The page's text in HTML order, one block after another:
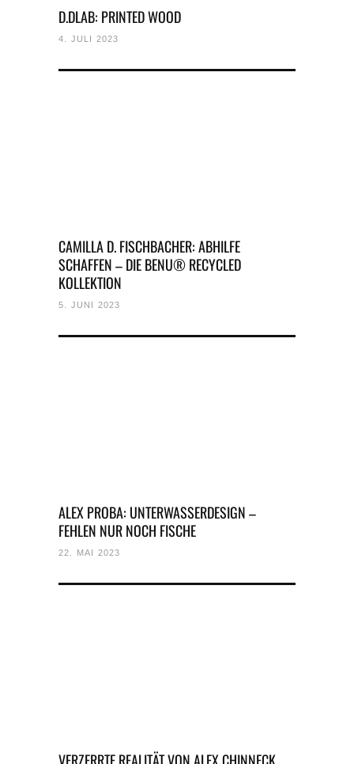
D.DLAB: PRINTED WOOD
4. JULI 2023
CAMILLA D. FISCHBACHER: ABHILFE
SCHAFFEN – DIE BENU® RECYCLED
KOLLEKTION
5. JUNI 2023
ALEX PROBA: UNTERWASSERDESIGN –
FEHLEN NUR NOCH FISCHE
22. MAI 2023